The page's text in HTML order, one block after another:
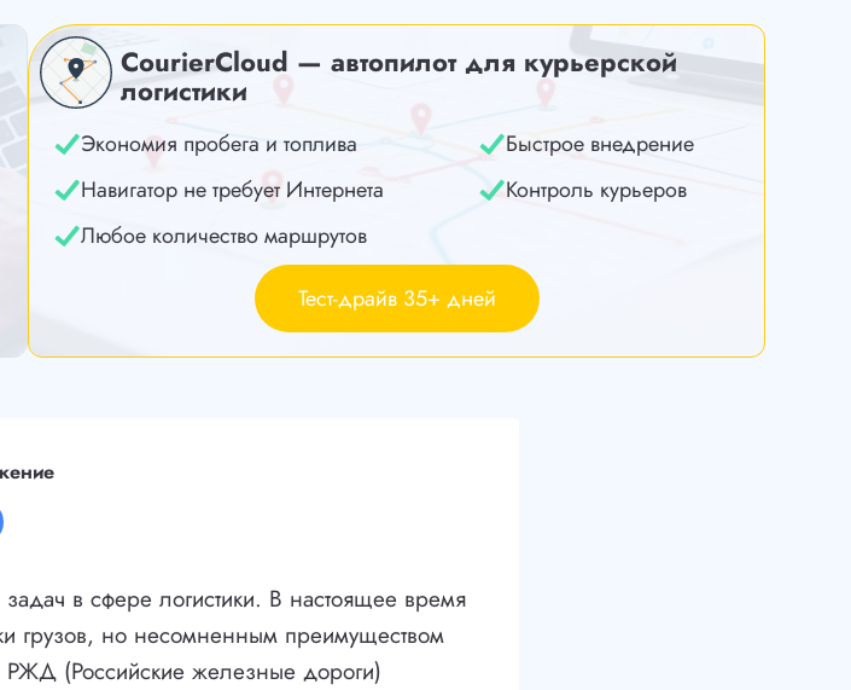
CourierCloud — автопилот для курьерской
логистики
Экономия пробега и топлива
Быстрое внедрение
Навигатор не требует Интернета
Контроль курьеров
Любое количество маршрутов
Тест-драйв 35+ дней
в сфере логистики. В настоящее время
грузов, но несомненным преимуществом
РЖД (Российские железные дороги)